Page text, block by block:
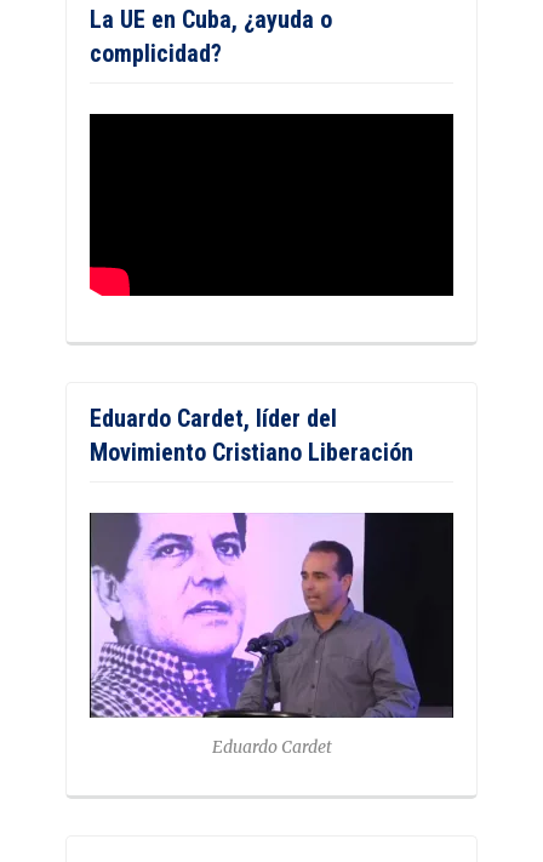
La UE en Cuba, ¿ayuda o
complicidad?
Eduardo Cardet, líder del
Movimiento Cristiano Liberación
Eduardo Cardet